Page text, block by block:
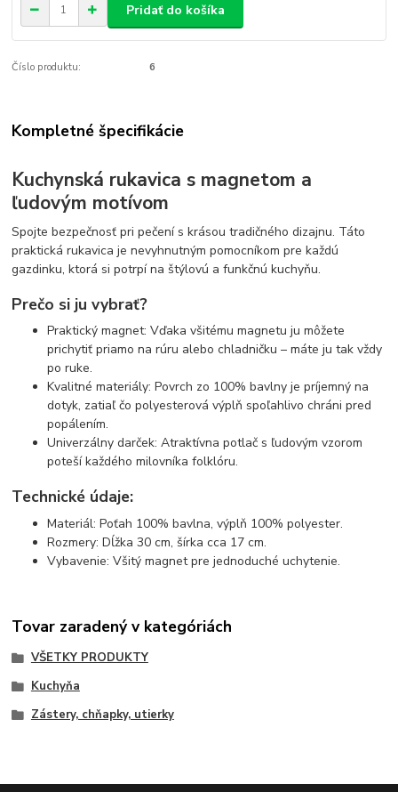
Pridať do košíka
Číslo produktu: 6
Kompletné špecifikácie
Kuchynská rukavica s magnetom a
ľudovým motívom
Spojte bezpečnosť pri pečení s krásou tradičného dizajnu. Táto
praktická rukavica je nevyhnutným pomocníkom pre každú
gazdinku, ktorá si potrpí na štýlovú a funkčnú kuchyňu.
Prečo si ju vybrať?
Praktický magnet: Vďaka všitému magnetu ju môžete
prichytiť priamo na rúru alebo chladničku – máte ju tak vždy
po ruke.
Kvalitné materiály: Povrch zo 100% bavlny je príjemný na
dotyk, zatiaľ čo polyesterová výplň spoľahlivo chráni pred
popálením.
Univerzálny darček: Atraktívna potlač s ľudovým vzorom
poteší každého milovníka folklóru.
Technické údaje:
Materiál: Poťah 100% bavlna, výplň 100% polyester.
Rozmery: Dĺžka 30 cm, šírka cca 17 cm.
Vybavenie: Všitý magnet pre jednoduché uchytenie.
Tovar zaradený v kategóriách
VŠETKY PRODUKTY
Kuchyňa
Zástery, chňapky, utierky